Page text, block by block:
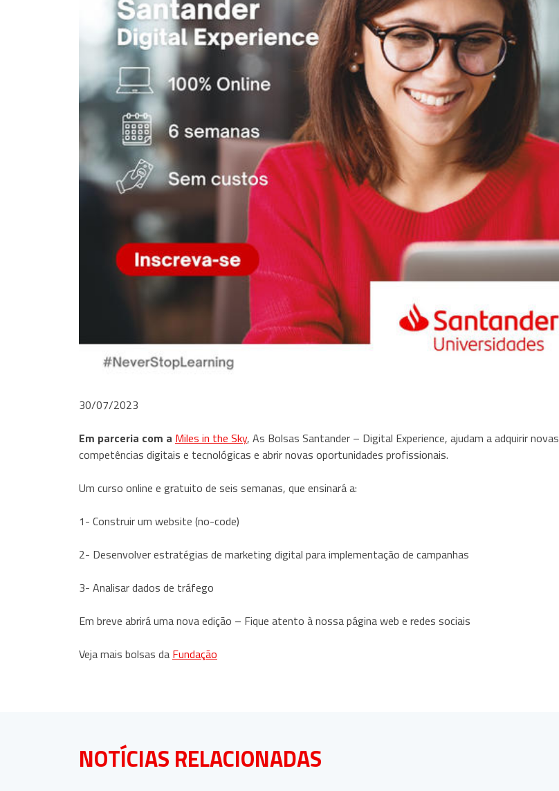
30/07/2023
Em parceria com a Miles in the Sky, As Bolsas Santander – Digital Experience, ajudam a adquirir novas
competências digitais e tecnológicas e abrir novas oportunidades profissionais.
Um curso online e gratuito de seis semanas, que ensinará a:
1- Construir um website (no-code)
2- Desenvolver estratégias de marketing digital para implementação de campanhas
3- Analisar dados de tráfego
Em breve abrirá uma nova edição – Fique atento à nossa página web e redes sociais
Veja mais bolsas da Fundação
NOTÍCIAS RELACIONADAS